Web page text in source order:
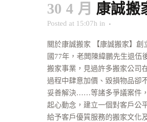
30 4 月 康誠搬
Posted at 15:07h in
關於康誠搬家 【康誠搬家】創
國77年，老闆陳緯鵬先生退伍
搬家事業，見過許多搬家公司
過程中肆意加價、毀損物品卻
妥善解決……等諸多爭議案件
起心動念，建立一個對客戶公
給予客戶優質服務的搬家文化